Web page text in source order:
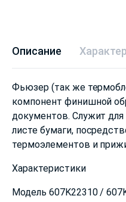
Описание
Фьюзер (так же
компонент финишной
документов. Служит для
листе бумаги,
термоэлементов и
Характеристики
Модель 607K22310 /